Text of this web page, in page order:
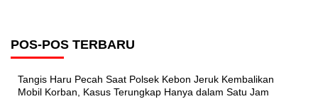
POS-POS TERBARU
Tangis Haru Pecah Saat Polsek Kebon Jeruk Kembalikan
Mobil Korban, Kasus Terungkap Hanya dalam Satu Jam